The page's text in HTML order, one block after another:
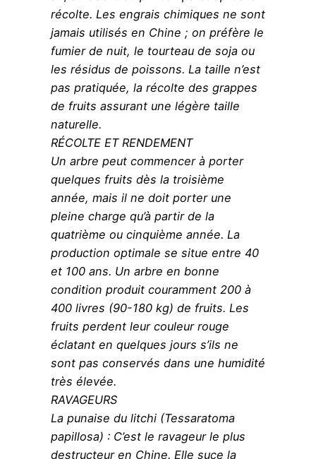
récolte. Les engrais chimiques ne sont
jamais utilisés en Chine ; on préfère le
fumier de nuit, le tourteau de soja ou
les résidus de poissons. La taille n’est
pas pratiquée, la récolte des grappes
de fruits assurant une légère taille
naturelle.
RÉCOLTE ET RENDEMENT
Un arbre peut commencer à porter
quelques fruits dès la troisième
année, mais il ne doit porter une
pleine charge qu’à partir de la
quatrième ou cinquième année. La
production optimale se situe entre 40
et 100 ans. Un arbre en bonne
condition produit couramment 200 à
400 livres (90-180 kg) de fruits. Les
fruits perdent leur couleur rouge
éclatant en quelques jours s’ils ne
sont pas conservés dans une humidité
très élevée.
RAVAGEURS
La punaise du litchi (Tessaratoma
papillosa) : C’est le ravageur le plus
destructeur en Chine. Elle suce la